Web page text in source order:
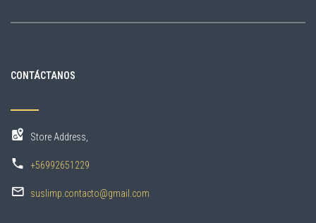
CONTÁCTANOS
Store Address,
+56992651229
suslimp.contacto@gmail.com